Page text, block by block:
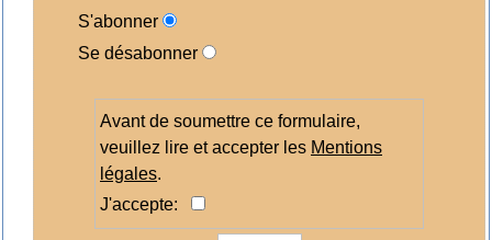
S'abonner
Se désabonner
Avant de soumettre ce formulaire,
veuillez lire et accepter les Mentions
légales.
J'accepte: